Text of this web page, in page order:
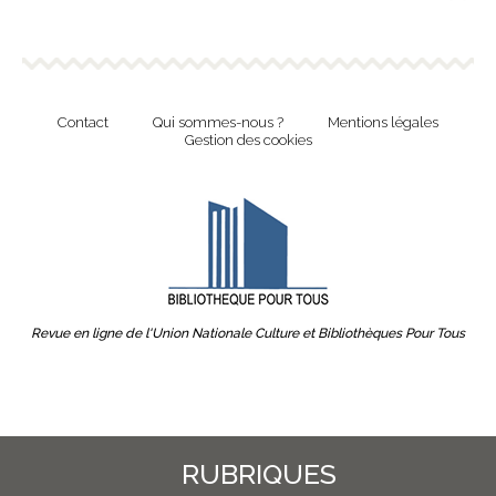
RUBRIQUES
Contact Qui sommes-nous ?
Mentions légales
Gestion des cookies
Revue en ligne de l'Union Nationale Culture et Bibliothèques Pour Tous